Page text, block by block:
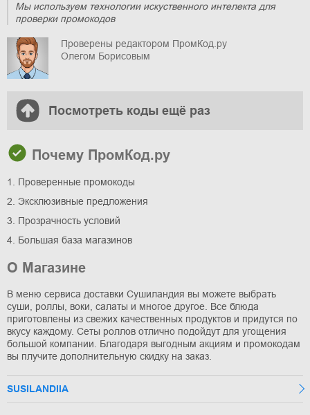
Мы используем технологии искуственного интелекта для
проверки промокодов
Проверены редактором ПромКод.ру
Олегом Борисовым
Посмотреть коды ещё раз
Почему ПромКод.ру
1. Проверенные промокоды
2. Эксклюзивные предложения
3. Прозрачность условий
4. Большая база магазинов
О Магазине
В меню сервиса доставки Сушиландия вы можете выбрать
суши, роллы, воки, салаты и многое другое. Все блюда
приготовлены из свежих качественных продуктов и придутся по
вкусу каждому. Сеты роллов отлично подойдут для угощения
большой компании. Благодаря выгодным акциям и промокодам
вы плучите дополнительную скидку на заказ.
SUSILANDIIA